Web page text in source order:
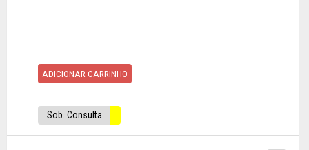
ADICIONAR CARRINHO
Sob. Consulta